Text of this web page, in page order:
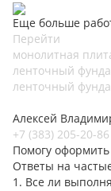
Еще больше
Перейти
монолитная
ленточный
ленточный
Алексей
+7 (383) 205-20-86
Помогу оформить
Ответы на
1. Все ли